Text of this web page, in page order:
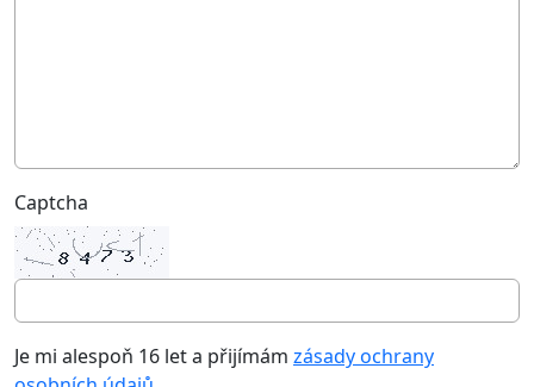
Captcha
Je mi alespoň 16 let a přijímám zásady ochrany